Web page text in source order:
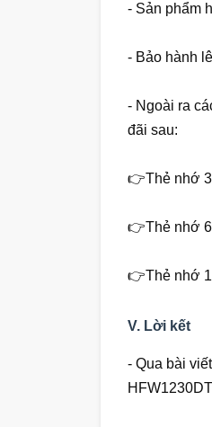
- Sản phẩm
- Bảo hành
- Ngoài ra
đãi sau:
👉Thẻ nhớ
👉Thẻ nhớ
👉Thẻ nhớ
V. Lời kết
- Qua bài